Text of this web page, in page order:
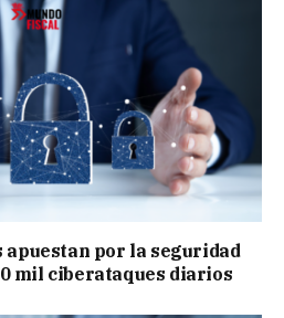
apuestan por la seguridad
mil ciberataques diarios